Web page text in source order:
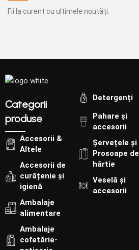
Fii la curent cu ultimele noutăți.
Categorii
produse
Accesorii &
Altele
Accesorii de
curățenie și
igienă
Ambalaje
alimentare
Ambalaje
cofetărie-
Detergenți
Pahare și
accesorii
Șervețele și
Prosoape de
hârtie
Veselă și
accesorii